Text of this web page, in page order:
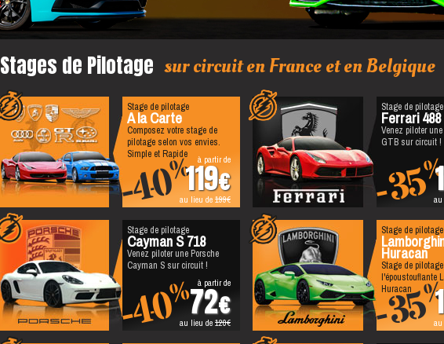
Stages de Pilotage sur circuit en France et en Belgique
-40%
Stage de pilotage
A la Carte
Composez votre stage de
pilotage selon vos envies.
Simple et Rapide à partir de
119
au lieu de199 -35
Stage de pilotage
Ferrari 488
Venez piloter
GTB sur circuit !
-40%
Stage de pilotage
Cayman S 718
Venez piloter une Porsche
Cayman S sur circuit !
à partir de
72
au lieu de120 -35
Stage de pilotage
Huracan
Stage de
l'époustouflante
Huracan